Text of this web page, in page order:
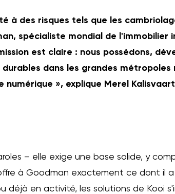
à des risques tels que les
spécialiste mondial de l'immobilier
est claire : nous possédons,
dans les grandes métropoles
», explique Merel
– elle exige une base solide, y
à Goodman exactement ce dont il
déjà en activité, les solutions de Kooi